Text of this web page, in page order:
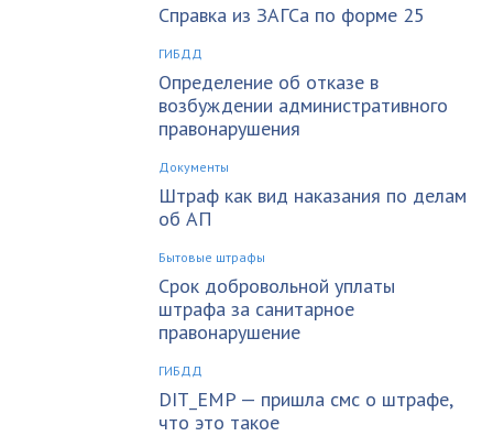
Справка из ЗАГСа по форме 25
ГИБДД
Определение об отказе в
возбуждении административного
правонарушения
Документы
Штраф как вид наказания по делам
об АП
Бытовые штрафы
Срок добровольной уплаты
штрафа за санитарное
правонарушение
ГИБДД
DIT_EMP — пришла смс о штрафе,
что это такое